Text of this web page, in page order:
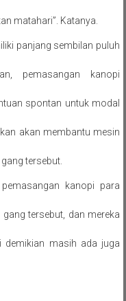
matahari”. Katanya.
panjang sembilan puluh
pemasangan kanopi
spontan untuk modal
akan membantu mesin
tersebut.
kanopi para
tersebut, dan mereka
demikian masih ada juga